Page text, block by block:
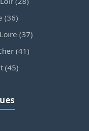
(36)
(37)
(41)
(45)